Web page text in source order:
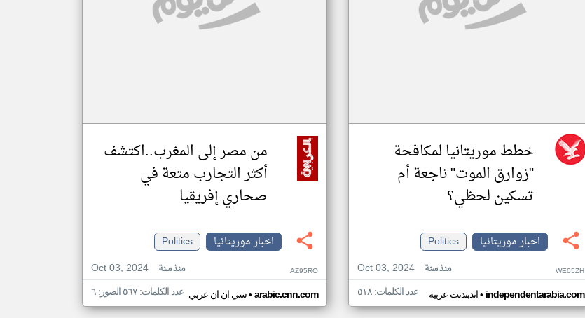
خطط موريتانيا لمكافحة
"زوارق الموت" ناجعة أم
تسكين لحظي؟
اخبار موريتانيا
Politics
Oct 03, 2024
منذ سنة WE05ZH
اندبندنت عربية• independentarabia.com عدد الكلمات: ٥١٨
من مصر إلى المغرب..اكتشف
أكثر التجارب متعة في
صحاري إفريقيا
اخبار موريتانيا
Politics
Oct 03, 2024
منذ سنة AZ95RO
سي ان ان عربي• arabic.cnn.com عدد الكلمات: ٥٦٧ الصور: ٦